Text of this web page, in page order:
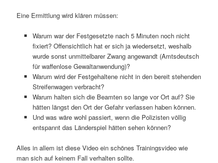
Eine Ermittlung wird klären müssen:
Warum war der Festgesetzte nach 5 Minuten noch nicht
fixiert? Offensichtlich hat er sich ja wiedersetzt, weshalb
wurde sonst unmittelbarer Zwang angewandt (Amtsdeutsch
für waffenlose Gewaltanwendung)?
Warum wird der Festgehaltene nicht in den bereit stehenden
Streifenwagen verbracht?
Warum halten sich die Beamten so lange vor Ort auf? Sie
hätten längst den Ort der Gefahr verlassen haben können.
Und was wäre wohl passiert, wenn die Polizisten völlig
entspannt das Länderspiel hätten sehen können?
Alles in allem ist diese Video ein schönes Trainingsvideo wie
man sich auf keinem Fall verhalten sollte.